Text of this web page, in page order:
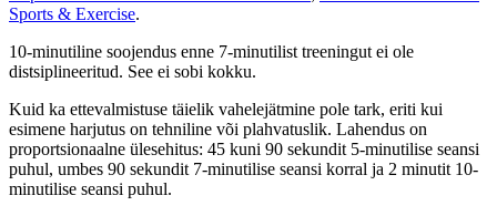
Sports & Exercise.
10-minutiline soojendus enne 7-minutilist treeningut ei ole
distsiplineeritud. See ei sobi kokku.
Kuid ka ettevalmistuse täielik vahelejätmine pole tark, eriti kui
esimene harjutus on tehniline või plahvatuslik. Lahendus on
proportsionaalne ülesehitus: 45 kuni 90 sekundit 5-minutilise seansi
puhul, umbes 90 sekundit 7-minutilise seansi korral ja 2 minutit 10-
minutilise seansi puhul.